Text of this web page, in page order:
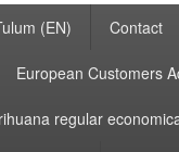
(EN) Contact
European Customers
regular